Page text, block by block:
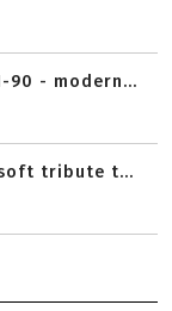
- modern...
tribute t...